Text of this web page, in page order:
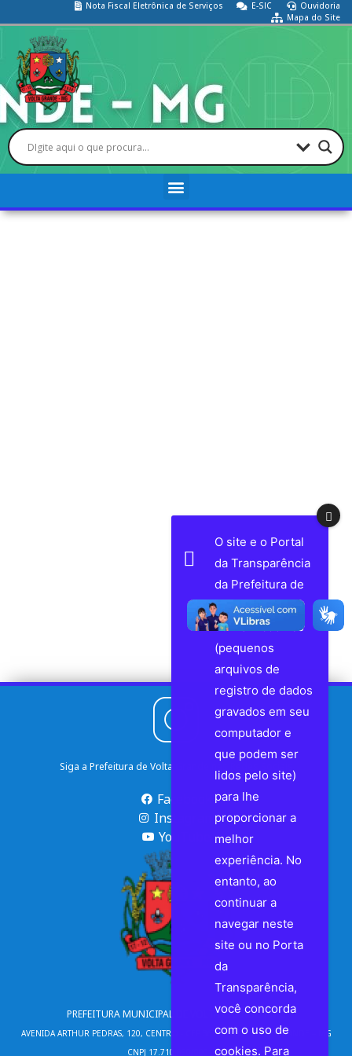
Nota Fiscal Eletrônica de Serviços E-SIC
Ouvidoria
Mapa do Site
Siga a Prefeitura de Volta Grande nas Redes Sociais
Facebook
Instagram
YouTube
PREFEITURA MUNICIPAL DE VOLTA GRANDE | MG
AVENIDA ARTHUR PEDRAS, 120, CENTRO - CEP 36720-000 - VOLTA GRANDE – MG
CNPJ 17.710.690/0001-75
O site e o Portal
da Transparência
da Prefeitura de
Volta Grande
utilizam cookies
(pequenos
arquivos de
registro de dados
gravados em seu
computador e
que podem ser
lidos pelo site)
para lhe
proporcionar a
melhor
experiência. No
entanto, ao
continuar a
navegar neste
site ou no Porta
da
Transparência,
você concorda
com o uso de
cookies. Para